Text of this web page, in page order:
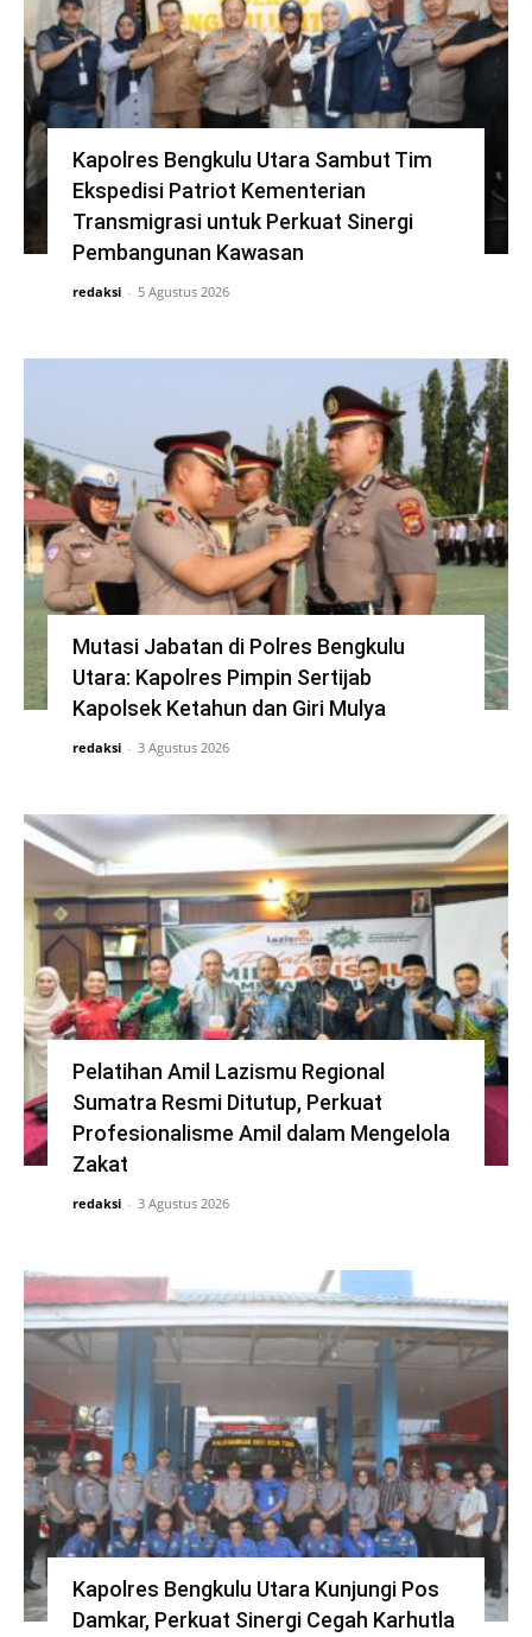
Kapolres Bengkulu Utara Sambut Tim
Ekspedisi Patriot Kementerian
Transmigrasi untuk Perkuat Sinergi
Pembangunan Kawasan
redaksi - 5 Agustus 2026
Mutasi Jabatan di Polres Bengkulu
Utara: Kapolres Pimpin Sertijab
Kapolsek Ketahun dan Giri Mulya
redaksi - 3 Agustus 2026
Pelatihan Amil Lazismu Regional
Sumatra Resmi Ditutup, Perkuat
Profesionalisme Amil dalam Mengelola
Zakat
redaksi - 3 Agustus 2026
Kapolres Bengkulu Utara Kunjungi Pos
Damkar, Perkuat Sinergi Cegah Karhutla